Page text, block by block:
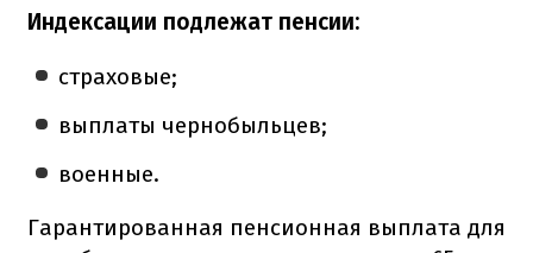
Индексации подлежат пенсии:
страховые;
выплаты чернобыльцев;
военные.
Гарантированная пенсионная выплата для